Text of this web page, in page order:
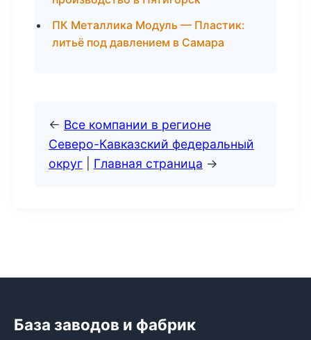
ПК Металлика Модуль — Пластик:
литьё под давлением в Самара
← Все компании в регионе
Северо-Кавказский федеральный
округ
Главная страница →
База заводов и фабрик